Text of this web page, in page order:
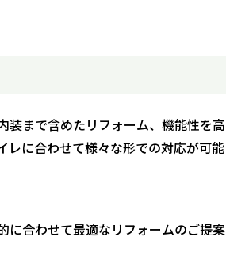
装まで含めたリフォーム、機能性を高
レに合わせて様々な形での対応が可能
に合わせて最適なリフォームのご提案